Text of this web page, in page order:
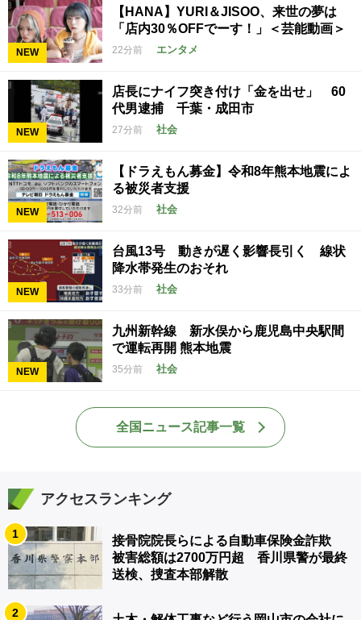
NEW
【HANA】YURI＆JISOO、来世の夢は
「店内30％OFFでーす！」＜芸能動画＞
22分前 エンタメ
NEW
店長にナイフ突き付け「金を出せ」 60
代男逮捕 千葉・成田市
27分前 社会
NEW
【ドラえもん募金】令和8年熊本地震によ
る被災者支援
32分前 社会
NEW
台風13号 動きが遅く影響長引く 線状
降水帯発生のおそれ
33分前 社会
NEW
九州新幹線 新水俣から鹿児島中央駅間
で運転再開 熊本地震
35分前 社会
全国ニュース記事一覧
アクセスランキング
1
接骨院院長らによる自動車保険金詐欺
被害総額は2700万円超 香川県警が最終
送検、捜査本部解散
2